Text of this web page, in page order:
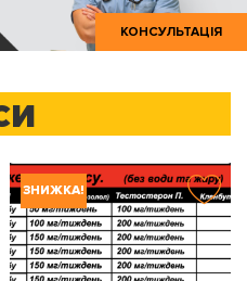
КОНСУЛЬТАЦІЯ
ЗНИЖКА!